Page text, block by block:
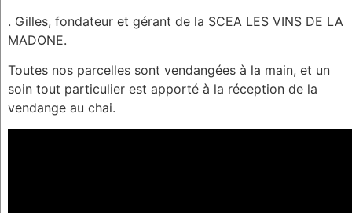
. Gilles, fondateur et gérant de la SCEA LES VINS DE LA
MADONE.
Toutes nos parcelles sont vendangées à la main, et un
soin tout particulier est apporté à la réception de la
vendange au chai.